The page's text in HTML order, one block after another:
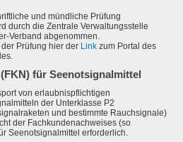
und mündliche Prüfung
durch die Zentrale Verwaltungsstelle
Verband abgenommen.
Prüfung hier der Link zum Portal des
für Seenotsignalmittel
von erlaubnispflichtigen
der Unterklasse P2
und bestimmte Rauchsignale)
der Fachkundenachweises (so
Seenotsignalmittel erforderlich.